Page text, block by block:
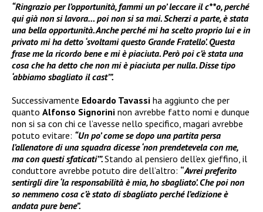
“Ringrazio per l’opportunità, fammi un po’ leccare il c**o, perché
qui già non si lavora… poi non si sa mai. Scherzi a parte, è stata
una bella opportunità. Anche perché mi ha scelto proprio lui e in
privato mi ha detto ‘svoltami questo Grande Fratello’. Questa
frase me la ricordo bene e mi è piaciuta. Però poi c’è stata una
cosa che ha detto che non mi è piaciuta per nulla. Disse tipo
‘abbiamo sbagliato il cast’”.
Successivamente Edoardo Tavassi ha aggiunto che per
quanto Alfonso Signorini non avrebbe fatto nomi e dunque
non si sa con chi ce l’avesse nello specifico, magari avrebbe
potuto evitare: “Un po’ come se dopo una partita persa
l’allenatore di una squadra dicesse ‘non prendetevela con me,
ma con questi sfaticati’”.Stando al pensiero dell’ex gieffino, il
conduttore avrebbe potuto dire dell’altro: “Avrei preferito
sentirgli dire ‘la responsabilità è mia, ho sbagliato’. Che poi non
so nemmeno cosa c’è stato di sbagliato perché l’edizione è
andata pure bene”.